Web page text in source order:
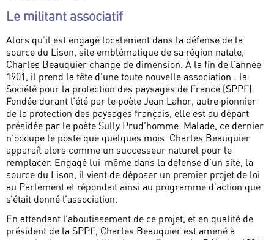
Le militant associatif
Alors qu’il est engagé localement dans la défense de la
source du Lison, site emblématique de sa région natale,
Charles Beauquier change de dimension. À la fin de l’année
1901, il prend la tête d’une toute nouvelle association : la
Société pour la protection des paysages de France (SPPF).
Fondée durant l’été par le poète Jean Lahor, autre pionnier
de la protection des paysages français, elle est au départ
présidée par le poète Sully Prud’homme. Malade, ce dernier
n’occupe le poste que quelques mois. Charles Beauquier
apparaît alors comme un successeur naturel pour le
remplacer. Engagé lui-même dans la défense d’un site, la
source du Lison, il vient de déposer un premier projet de loi
au Parlement et répondait ainsi au programme d’action que
s’était donné l’association.
En attendant l’aboutissement de ce projet, et en qualité de
président de la SPPF, Charles Beauquier est amené à